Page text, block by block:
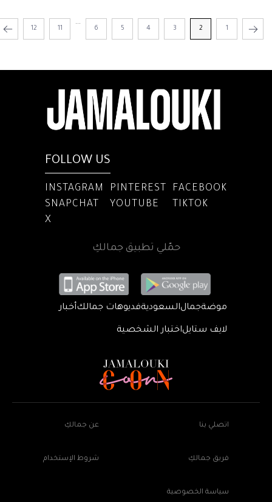
1
2
3
4
5
6
...
11
12
FOLLOW US
INSTAGRAM PINTEREST
FACEBOOK
SNAPCHAT
YOUTUBE
TIKTOK
X
حمّلي تطبيق جمالكِ
موضةجمالالسعوديةفديوهات جمالكأخبار
لايف ستايلاختبار الشخصية
اتصلي بنا عن جمالكِ
فريق جمالكِ شروط الإستخدام
سياسة الخصوصية